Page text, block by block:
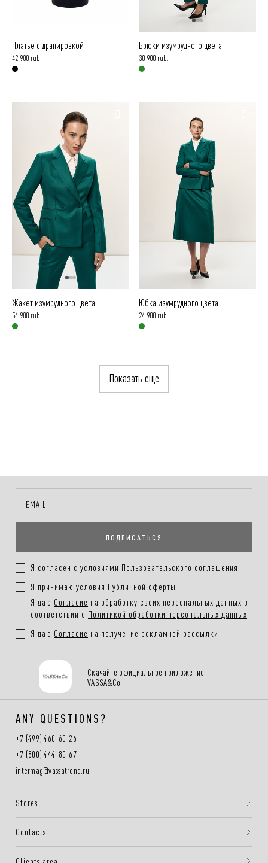
Платье с драпировкой
42 900 rub.
Брюки изумрудного цвета
30 900 rub.
Жакет изумрудного цвета
54 900 rub.
Юбка изумрудного цвета
24 900 rub.
Показать ещё
ПОДПИСАТЬСЯ
Я согласен с условиями Пользовательского соглашения
Я принимаю условия Публичной оферты
Я даю Согласие на обработку своих персональных данных в
соответствии с Политикой обработки персональных данных
Я даю Согласие на получение рекламной рассылки
Скачайте официальное приложение
VASSA&Co
ANY QUESTIONS?
+7 (499) 460-60-26
+7 (800) 444-80-67
intermag@vassatrend.ru
Stores
Contacts